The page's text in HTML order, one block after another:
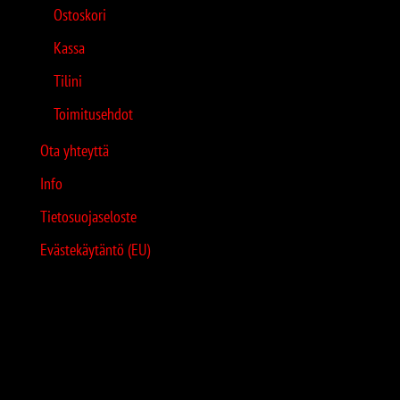
Ostoskori
Kassa
Tilini
Toimitusehdot
Ota yhteyttä
Info
Tietosuojaseloste
Evästekäytäntö (EU)